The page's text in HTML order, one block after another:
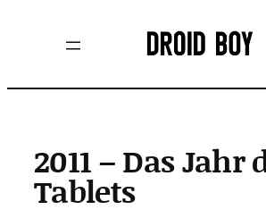
2011 – Das Jahr
Tablets